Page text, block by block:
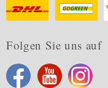
Folgen Sie uns auf